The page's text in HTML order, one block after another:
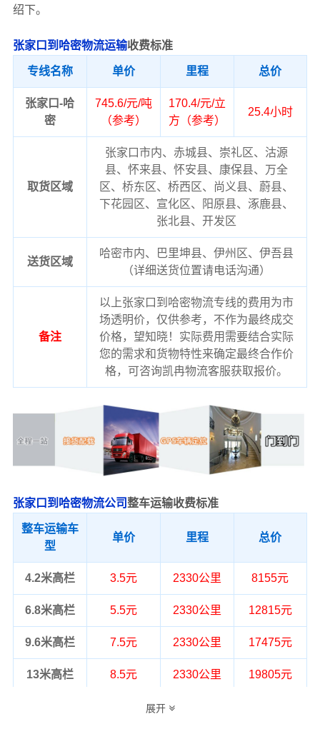
绍下。
张家口到哈密物流运输收费标准
专线名称 单价 里程 总价
张家口-哈
密
745.6/元/吨
（参考）
170.4/元/立
方（参考）
25.4小时
取货区域
张家口市内、赤城县、崇礼区、沽源
县、怀来县、怀安县、康保县、万全
区、桥东区、桥西区、尚义县、蔚县、
下花园区、宣化区、阳原县、涿鹿县、
张北县、开发区
送货区域
哈密市内、巴里坤县、伊州区、伊吾县
（详细送货位置请电话沟通）
备注
以上张家口到哈密物流专线的费用为市
场透明价，仅供参考，不作为最终成交
价格，望知晓！实际费用需要结合实际
您的需求和货物特性来确定最终合作价
格，可咨询凯冉物流客服获取报价。
张家口到哈密物流公司整车运输收费标准
整车运输车
型
单价 里程 总价
4.2米高栏 3.5元 2330公里 8155元
6.8米高栏 5.5元 2330公里 12815元
9.6米高栏 7.5元 2330公里 17475元
13米高栏 8.5元 2330公里 19805元
2330公里
展开